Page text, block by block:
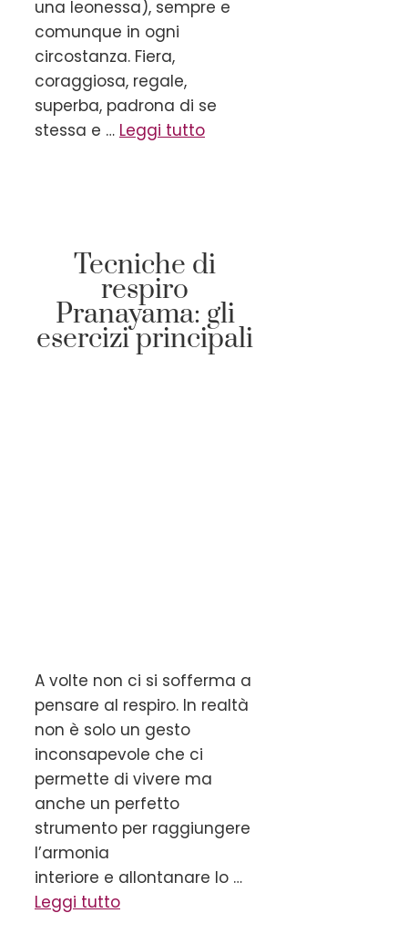
una leonessa), sempre e
comunque in ogni
circostanza. Fiera,
coraggiosa, regale,
superba, padrona di se
stessa e … Leggi tutto
Tecniche di
respiro
Pranayama: gli
esercizi principali
A volte non ci si sofferma a
pensare al respiro. In realtà
non è solo un gesto
inconsapevole che ci
permette di vivere ma
anche un perfetto
strumento per raggiungere
l’armonia
interiore e allontanare lo …
Leggi tutto